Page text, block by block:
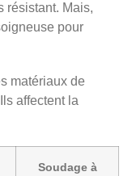
résistant. Mais,
pour
matériaux de
affectent la
Soudage à